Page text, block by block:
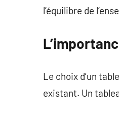
l’équilibre de
Le choix d’un
existant. Un